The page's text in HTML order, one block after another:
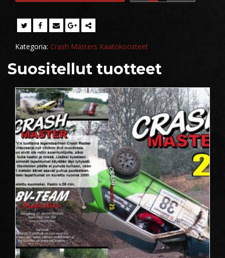
Kategoria: Crash Masters Kaatokoosteet
Suositellut tuotteet